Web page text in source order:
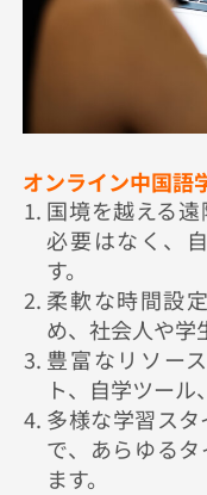
オンライン中国語
国境を越える
必要はなく、
す。
柔軟な時間設
め、社会人や学
豊富なリソー
ト、自学ツール
多様な学習ス
で、あらゆる
ます。